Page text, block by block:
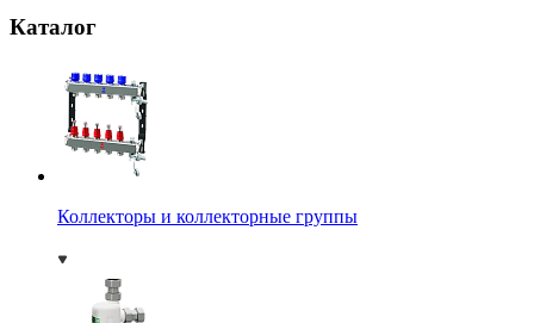
Каталог
Коллекторы и коллекторные группы